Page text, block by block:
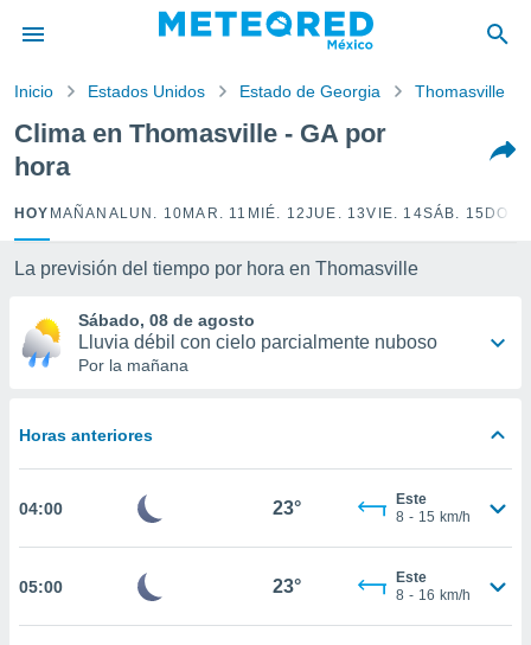
ha sido
para
que se
calidad.
a este
las
y
forma
digital
seguir
Inicio Estados Unidos Estado de Georgia Thomasville
Clima en Thomasville - GA por
hora
HOY MAÑANA LUN. 10 MAR. 11 MIÉ. 12JUE. 13VIE. 14SÁB. 15
La previsión del tiempo por hora en Thomasville
Sábado, 08 de agosto
Lluvia débil con cielo parcialmente nuboso
Por la mañana
Horas anteriores
04:00 23°
Este
8 - 15 km/h
05:00 23°
Este
8 - 16 km/h